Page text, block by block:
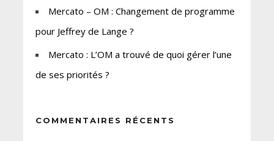
Mercato – OM : Changement de programme
pour Jeffrey de Lange ?
Mercato : L’OM a trouvé de quoi gérer l’une
de ses priorités ?
COMMENTAIRES RÉCENTS